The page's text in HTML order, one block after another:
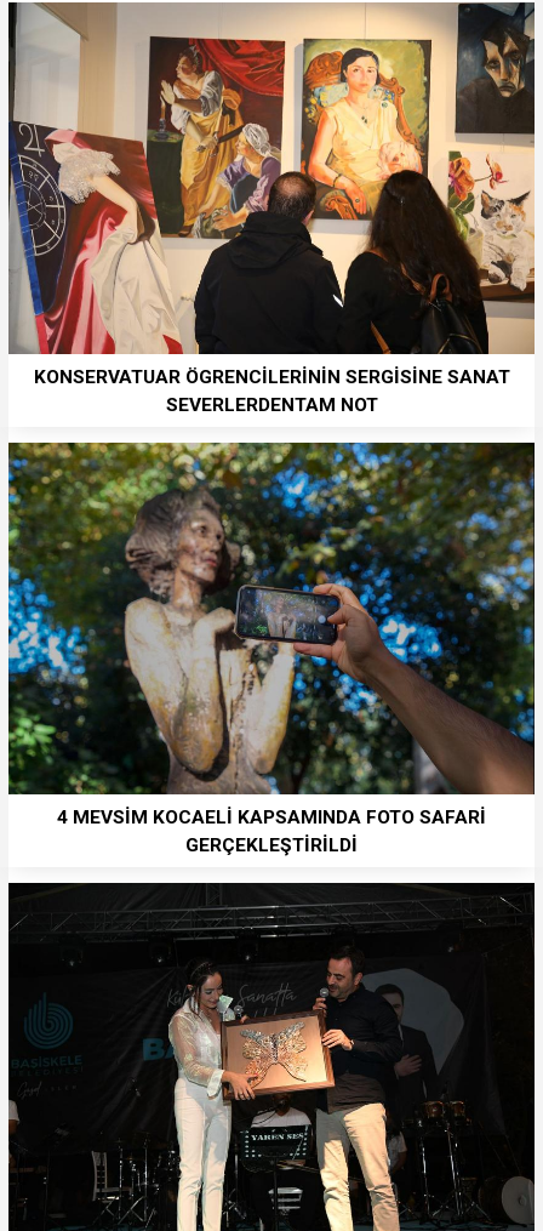
KONSERVATUAR ÖGRENCİLERİNİN SERGİSİNE SANAT
SEVERLERDENTAM NOT
4 MEVSİM KOCAELİ KAPSAMINDA FOTO SAFARİ
GERÇEKLEŞTİRİLDİ